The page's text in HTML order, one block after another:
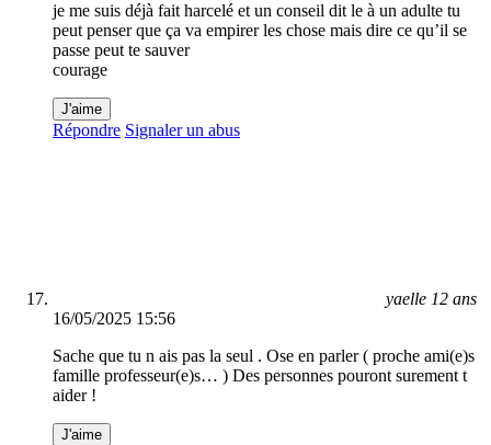
je me suis déjà fait harcelé et un conseil dit le à un adulte tu
peut penser que ça va empirer les chose mais dire ce qu’il se
passe peut te sauver
courage
J'aime
Répondre Signaler un abus
yaelle 12 ans
16/05/2025 15:56
Sache que tu n ais pas la seul . Ose en parler ( proche ami(e)s
famille professeur(e)s… ) Des personnes pouront surement t
aider !
J'aime